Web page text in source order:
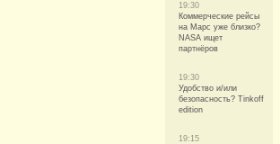
19:30
Коммерческие рейсы
на Марс уже близко?
NASA ищет
партнёров
19:30
Удобство и/или
безопасность? Tinkoff
edition
19:15